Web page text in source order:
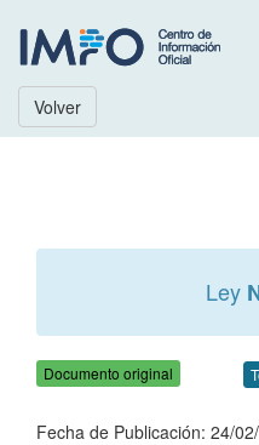
Volver
Ley
Documento original
Fecha de Publicación: 24/